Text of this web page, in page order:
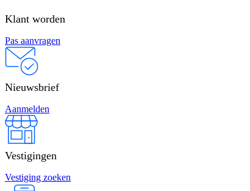
Klant worden
Pas aanvragen
Nieuwsbrief
Aanmelden
Vestigingen
Vestiging zoeken